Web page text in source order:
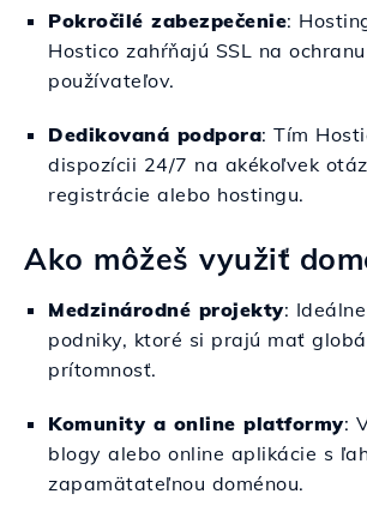
Pokročilé zabezpečenie:
Hostico zahŕňajú SSL na
používateľov.
Dedikovaná podpora: Tím
dispozícii 24/7 na akékoľvek
registrácie alebo hostingu.
Ako môžeš využiť
Medzinárodné projekty:
podniky, ktoré si prajú mať
prítomnosť.
Komunity a online platformy:
blogy alebo online aplikácie s
zapamätateľnou doménou.